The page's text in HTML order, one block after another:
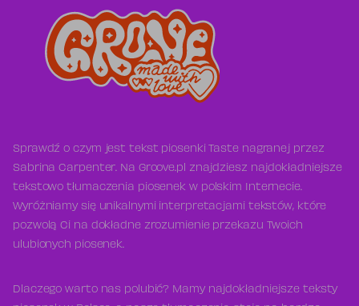
Sprawdź o czym jest tekst piosenki Taste nagranej przez
Sabrina Carpenter. Na Groove.pl znajdziesz najdokładniejsze
tekstowo tłumaczenia piosenek w polskim Internecie.
Wyróżniamy się unikalnymi interpretacjami tekstów, które
pozwolą Ci na dokładne zrozumienie przekazu Twoich
ulubionych piosenek.
Dlaczego warto nas polubić? Mamy najdokładniejsze teksty